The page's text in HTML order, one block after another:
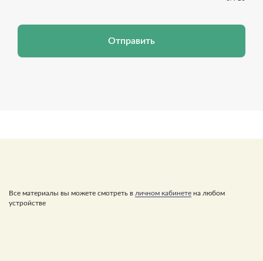
Отправить
Все материалы вы можете смотреть в личном кабинете на любом
устройстве